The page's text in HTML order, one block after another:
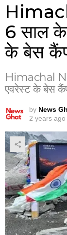
6 साल के
के बेस
Himachal
एवरेस्ट के बेस
by News
2 years ago